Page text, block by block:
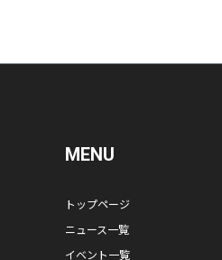
MENU
トップページ
ニュース一覧
イベント一覧